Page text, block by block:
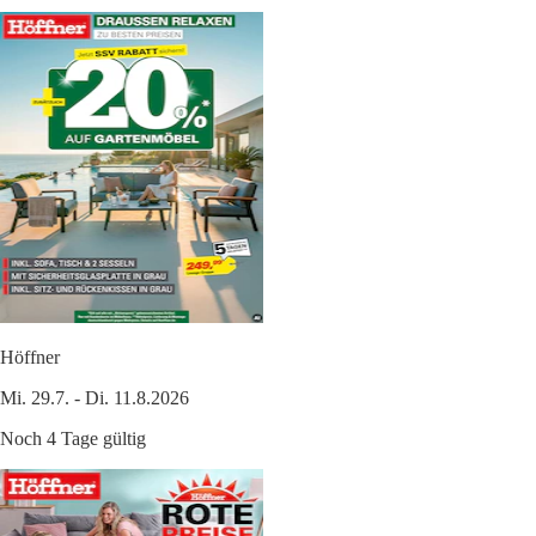
Höffner
Mi. 29.7. - Di. 11.8.2026
Noch 4 Tage gültig